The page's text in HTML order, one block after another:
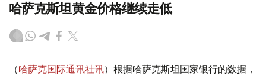
哈萨克斯坦黄金价格继续走低
（哈萨克国际通讯社讯）根据哈萨克斯坦国家银行的数据，